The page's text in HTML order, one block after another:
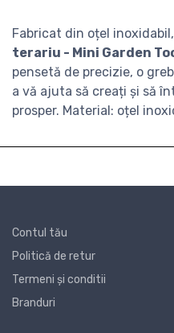
Fabricat din oțel
terariu - Mini Garden
pensetă de precizie, o
a vă ajuta să creați și să
prosper. Material: oțel
Contul tău
Politică de retur
Termeni și conditii
Branduri